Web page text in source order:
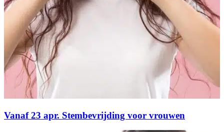
Vanaf 23 apr. Stembevrijding voor vrouwen